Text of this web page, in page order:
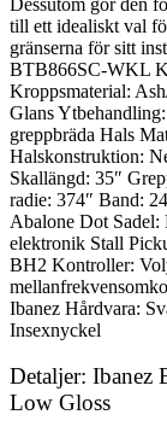
till ett idealiskt val
gränserna för sitt
BTB866SC-WKL
Kroppsmaterial:
Glans
greppbräda Hals
Halskonstruktion:
Skallängd: 35″
radie: 374″ Band:
Abalone Dot Sadel:
elektronik Stall
BH2 Kontroller:
Ibanez Hårdvara:
Insexnyckel
Detaljer: Ibanez
Low Gloss